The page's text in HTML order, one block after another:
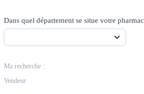
Dans quel département se situe votre
Ma recherche :
Vendeur